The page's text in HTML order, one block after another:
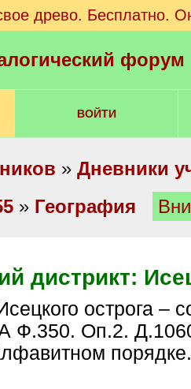
древо. Бесплатно.
ВОЙТИ
» Дневники
» География
дистрикт:
Ф.350. Оп.2.
порядке.